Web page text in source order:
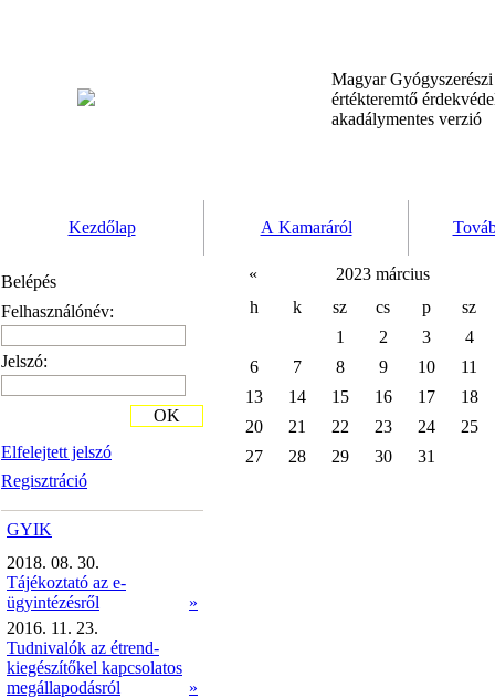
Magyar
értékteremtő
akadálymentes verzió
Kezdőlap A Kamaráról
Belépés
Felhasználónév:
Jelszó:
Elfelejtett jelszó
Regisztráció
OK
GYIK
2018. 08. 30.
Tájékoztató az e-
ügyintézésről
»
2016. 11. 23.
Tudnivalók az étrend-
kiegészítőkel kapcsolatos
megállapodásról
»
«
2023 március
h
k sz cs p
sz
1
2 3
4
6
7 8 9 10
11
13
14 15 16 17
18
20
21 22 23 24
25
27
28 29 30 31